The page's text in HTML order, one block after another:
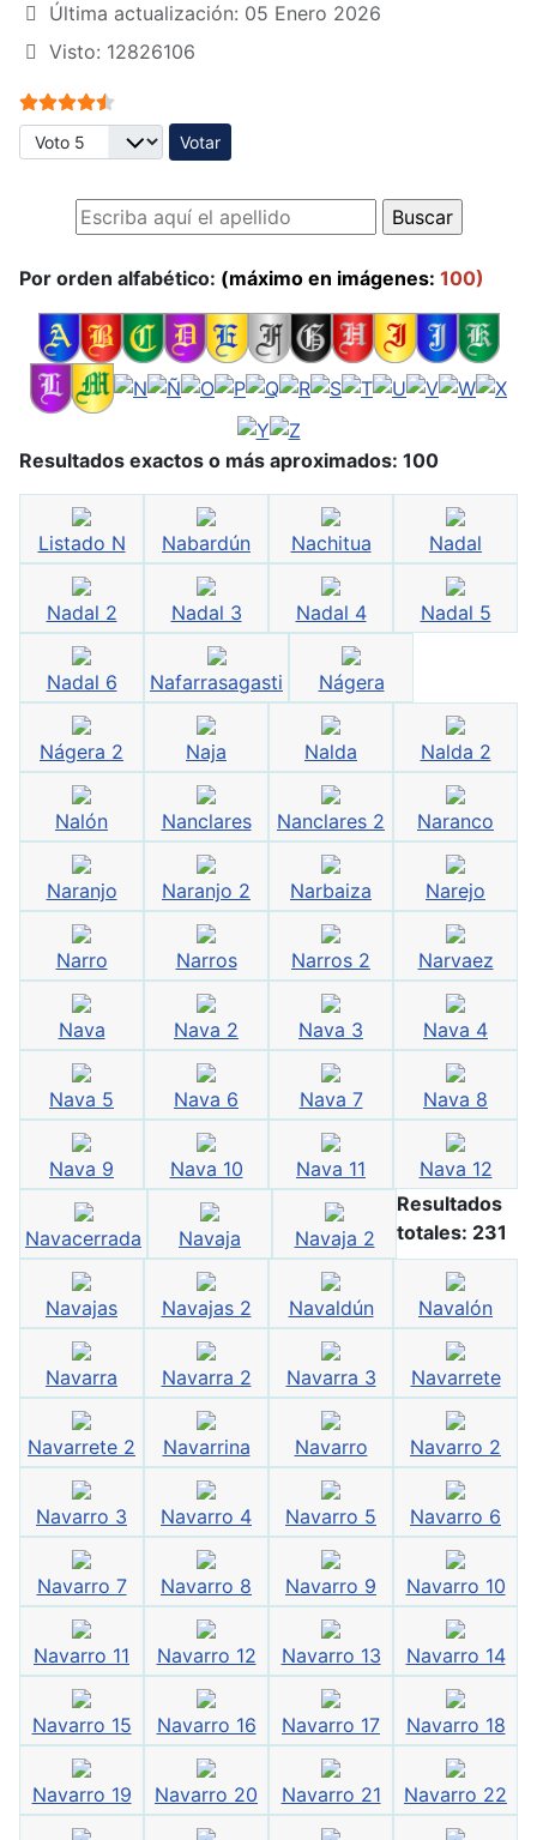
Última actualización: 05 Enero 2026
Visto: 12826106
Ratio:4.5/
Por favor, vote
Por orden alfabético: (máximo en imágenes: 100)
Resultados exactos o más aproximados: 100
Listado N Nabardún Nachitua Nadal
Nadal 2 Nadal 3 Nadal 4 Nadal 5
Nadal 6 Nafarrasagasti Nágera
Nágera 2 Naja Nalda Nalda 2
Nalón Nanclares Nanclares 2 Naranco
Naranjo Naranjo 2 Narbaiza Narejo
Narro Narros Narros 2 Narvaez
Nava Nava 2 Nava 3 Nava 4
Nava 5 Nava 6 Nava 7 Nava 8
Nava 9 Nava 10 Nava 11 Nava 12
Navacerrada Navaja Navaja 2
Navajas Navajas 2 Navaldún Navalón
Navarra Navarra 2 Navarra 3 Navarrete
Navarrete 2 Navarrina Navarro Navarro 2
Navarro 3 Navarro 4 Navarro 5 Navarro 6
Navarro 7 Navarro 8 Navarro 9 Navarro 10
Navarro 11 Navarro 12 Navarro 13 Navarro 14
Navarro 15 Navarro 16 Navarro 17 Navarro 18
Navarro 19 Navarro 20 Navarro 21 Navarro 22
Resultados
totales: 231